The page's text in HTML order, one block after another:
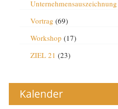
Unternehmensauszeichnung
Vortrag (69)
Workshop (17)
ZIEL 21 (23)
Kalender